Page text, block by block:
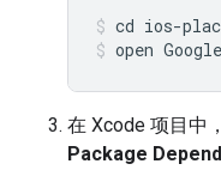
open
在 Xcode 项目中
Package